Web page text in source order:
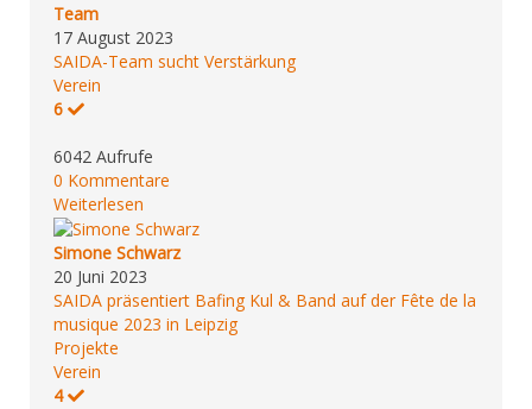
Team
17 August 2023
SAIDA-Team sucht Verstärkung
Verein
6
6042 Aufrufe
0 Kommentare
Weiterlesen
Simone Schwarz
20 Juni 2023
SAIDA präsentiert Bafing Kul & Band auf der Fête de la
musique 2023 in Leipzig
Projekte
Verein
4